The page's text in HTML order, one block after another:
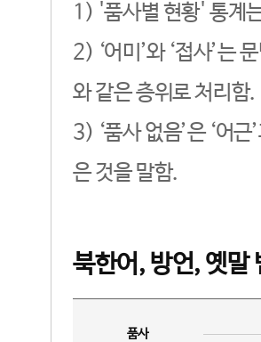
1) '품사별 현황' 통계
2) ‘어미’와 ‘접사’는
와 같은 층위로 처리함.
3) ‘품사 없음’은 ‘어
은 것을 말함.
북한어, 방언, 옛말
품사